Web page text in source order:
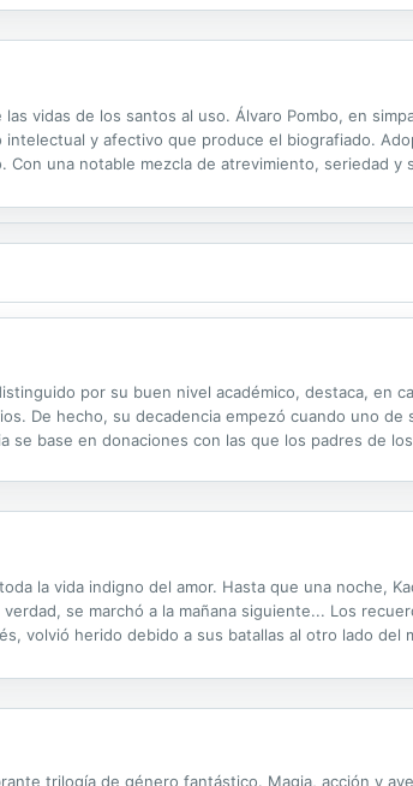
vidas de los santos al uso. Álvaro Pombo, en
y afectivo que produce el biografiado.
una notable mezcla de atrevimiento, seriedad y
por su buen nivel académico, destaca, en
De hecho, su decadencia empezó cuando uno
base en donaciones con las que los padres de
la vida indigno del amor. Hasta que una noche,
se marchó a la mañana siguiente... Los
volvió herido debido a sus batallas al otro lado del
trilogía de género fantástico. Magia, acción y